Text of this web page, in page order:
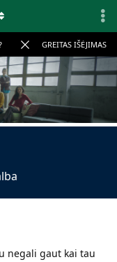
GREITAS IŠĖJIMAS
negali gaut kai tau